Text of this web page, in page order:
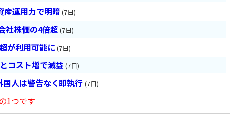
運用力で明暗 (7日)
社株価の4倍超 (7日)
が利用可能に (7日)
コスト増で減益 (7日)
人は警告なく即執行 (7日)
1つです